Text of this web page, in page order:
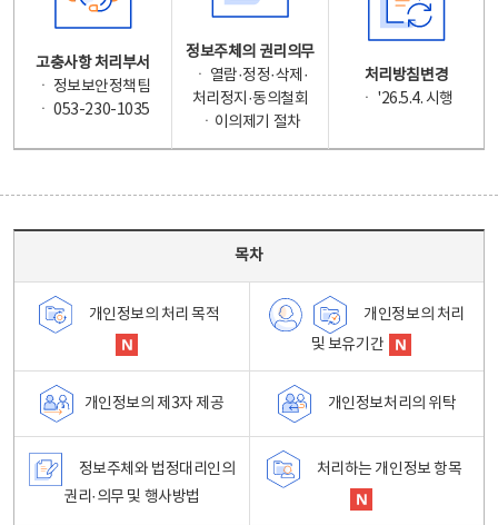
고충사항 처리부서
ㆍ 정보보안정책팀
ㆍ 053-230-1035
정보주체의 권리의무
ㆍ 열람·정정·삭제·
처리정지·동의철회
ㆍ이의제기 절차
처리방침변경
ㆍ '26.5.4. 시행
목차
개인정보의 처리 목적
개인정보의 처리
및 보유기간
개인정보의 제3자 제공 개인정보처리의 위탁
정보주체와 법정대리인의
권리·의무 및 행사방법
처리하는 개인정보 항목